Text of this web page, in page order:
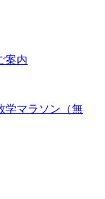
案内
学マラソン（無